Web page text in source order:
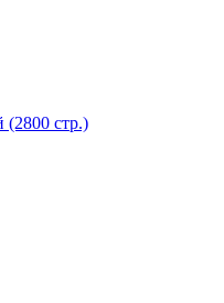
стр.)